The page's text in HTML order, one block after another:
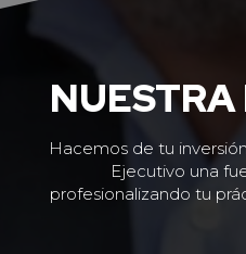
Hacemos de tu
Ejecutivo una
profesionalizando tu